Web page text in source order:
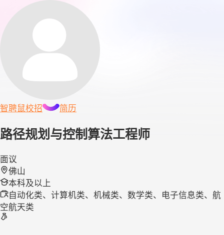
智聘鼠校招 简历
路径规划与控制算法工程师
面议
佛山
本科及以上
自动化类、计算机类、机械类、数学类、电子信息类、航
空航天类